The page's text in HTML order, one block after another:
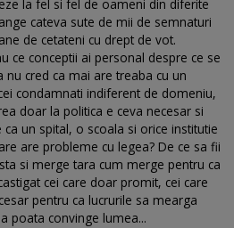
la fel si fel de oameni din diferite
cateva sute de mii de semnaturi
de cetateni cu drept de vot.
ce conceptii ai personal despre ce se
cred ca mai are treaba cu un
condamnati indiferent de domeniu,
doar la politica e ceva necesar si
un spital, o scoala si orice institutie
are probleme cu legea? De ce sa fii
si merge tara cum merge pentru ca
cei care doar promit, cei care
pentru ca lucrurile sa mearga
poata convinge lumea...